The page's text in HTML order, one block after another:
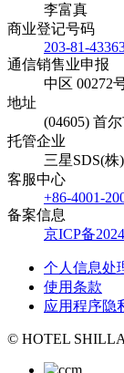
李富真
商业登记号码
203-81-
通信销售业申报
中区 00272
地址
(04605) 首
托管企业
三星SDS(株)
客服中心
+86-4001-
备案信息
京ICP备
个人信息处
使用条款
应用程序隐
© HOTEL